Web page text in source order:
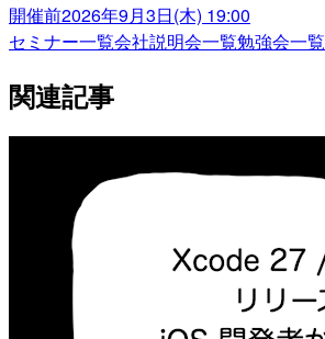
開催前2026年9月3日(木) 19:00
セミナー一覧会社説明会一覧勉強会一覧
関連記事